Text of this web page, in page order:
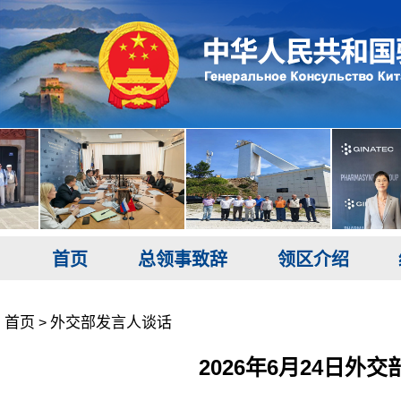
首页 总领事致辞 领区介绍
首页 > 外交部发言人谈话
2026年6月24日外交